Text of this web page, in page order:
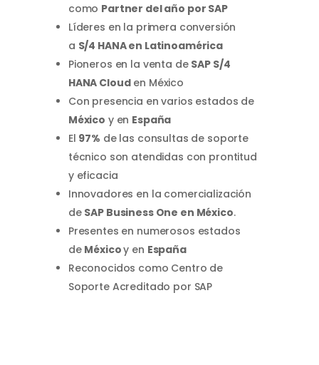
como Partner del año por SAP
Líderes en la primera conversión
a S/4 HANA en Latinoamérica
Pioneros en la venta de SAP S/4
HANA Clouden México
Con presencia en varios estados de
México y en España
El 97% de las consultas de soporte
técnico son atendidas con prontitud
y eficacia
Innovadores en la comercialización
de SAP Business One en México.
Presentes en numerosos estados
de Méxicoy en España
Reconocidos como Centro de
Soporte Acreditado por SAP